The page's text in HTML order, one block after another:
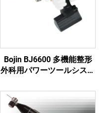
Bojin BJ6600 多機能整形
外科用パワーツールシステ
ドリル・ソー・ドライバー
（外傷および関節手術用）